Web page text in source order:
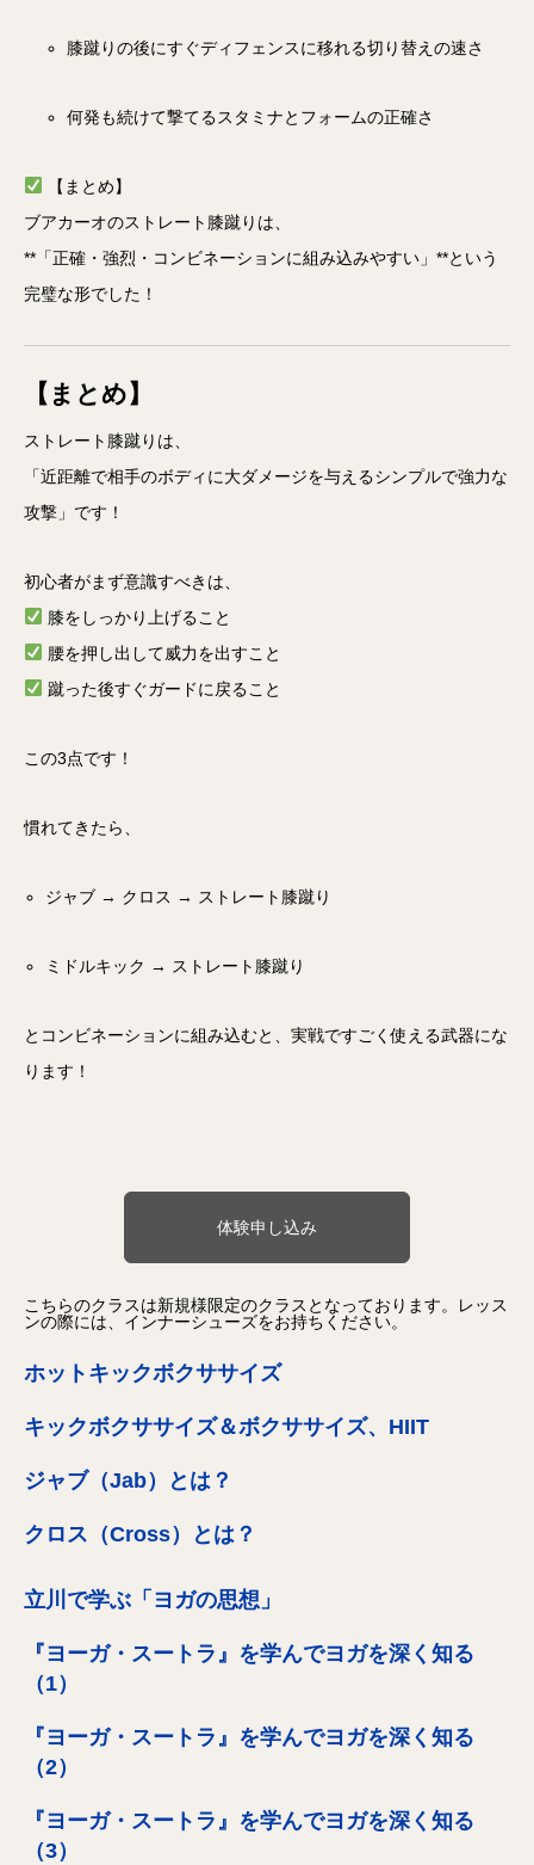
膝蹴りの後にすぐディフェンスに移れる切り替えの速さ
何発も続けて撃てるスタミナとフォームの正確さ
【まとめ】
ブアカーオのストレート膝蹴りは、
**「正確・強烈・コンビネーションに組み込みやすい」**という
完璧な形でした！
【まとめ】
ストレート膝蹴りは、
「近距離で相手のボディに大ダメージを与えるシンプルで強力な
攻撃」です！
初心者がまず意識すべきは、
膝をしっかり上げること
腰を押し出して威力を出すこと
蹴った後すぐガードに戻ること
この3点です！
慣れてきたら、
ジャブ → クロス → ストレート膝蹴り
ミドルキック → ストレート膝蹴り
とコンビネーションに組み込むと、実戦ですごく使える武器にな
ります！
体験申し込み
こちらのクラスは新規様限定のクラスとなっております。レッス
ンの際には、インナーシューズをお持ちください。
ホットキックボクササイズ
キックボクササイズ＆ボクササイズ、HIIT
ジャブ（Jab）とは？
クロス（Cross）とは？
立川で学ぶ「ヨガの思想」
『ヨーガ・スートラ』を学んでヨガを深く知る
（1）
『ヨーガ・スートラ』を学んでヨガを深く知る
（2）
『ヨーガ・スートラ』を学んでヨガを深く知る
（3）